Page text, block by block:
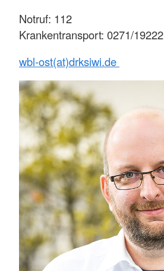
Notruf: 112
Krankentransport: 0271/19222
wbl-ost(at)drksiwi.de